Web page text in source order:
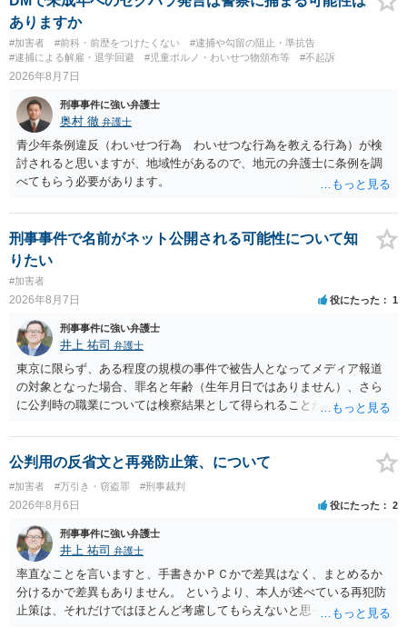
ありますか
#加害者 #前科・前歴をつけたくない
#逮捕や勾留の阻止・準抗告
#逮捕による解雇・退学回避
#児童ポルノ・わいせつ物頒布等 #不起訴
2026年8月7日
刑事事件に強い弁護士
奥村 徹 弁護士
青少年条例違反（わいせつ行為 わいせつな行為を教える行為）が検
討されると思いますが、地域性があるので、地元の弁護士に条例を調
べてもらう必要があります。
刑事事件で名前がネット公開される可能性について知
りたい
#加害者
2026年8月7日 役にたった 1
刑事事件に強い弁護士
井上 祐司 弁護士
東京に限らず、ある程度の規模の事件で被告人となってメディア報道
の対象となった場合、罪名と年齢（生年月日ではありません）、さら
に公判時の職業については検察結果として得られることが通常です。
公判用の反省文と再発防止策、について
#加害者 #万引き・窃盗罪 #刑事裁判
2026年8月6日 役にたった 2
刑事事件に強い弁護士
井上 祐司 弁護士
率直なことを言いますと、手書きかＰＣかで差異はなく、まとめるか
分けるかで差異もありません。 というより、本人が述べている再犯防
止策は、それだけではほとんど考慮してもらえないと思った方が良い